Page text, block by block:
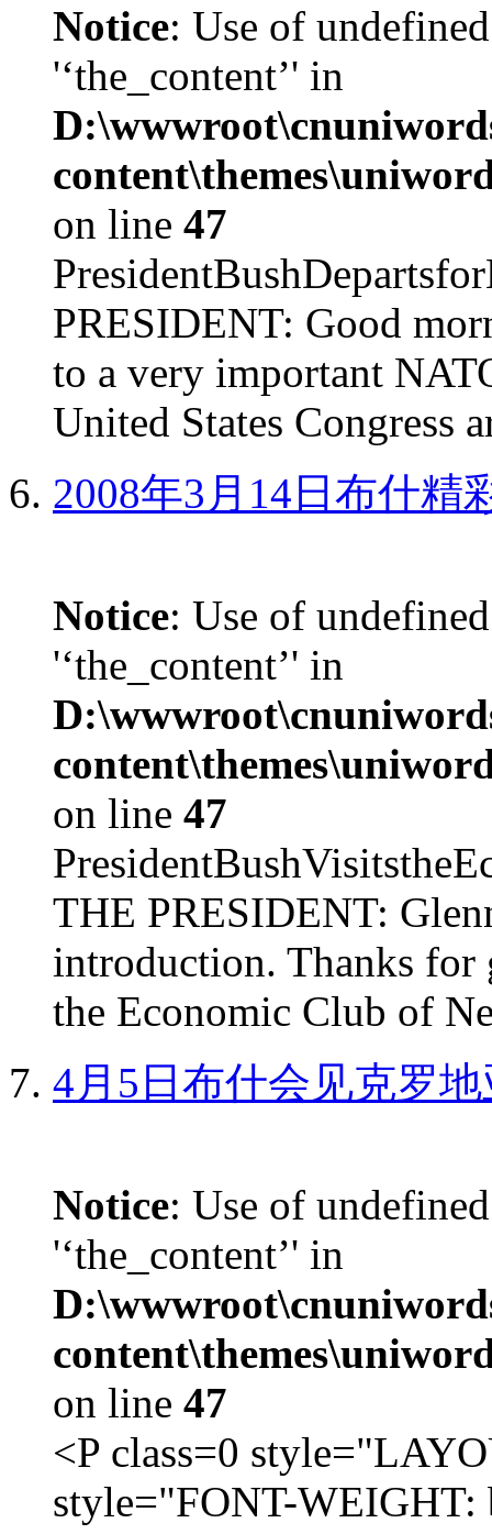
Notice: Use of
'‘the_content’' in
on line 47
PRESIDENT: Good
to a very important
United States Congress
2008年3月14日布什精
Notice: Use of
'‘the_content’' in
on line 47
THE PRESIDENT:
introduction. Thanks for
the Economic Club of
4月5日布什会见克罗
Notice: Use of
'‘the_content’' in
on line 47
<P class=0
style="FONT-